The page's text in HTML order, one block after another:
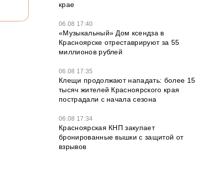
крае
06.08 17:40
«Музыкальный» Дом ксендза в
Красноярске отреставрируют за 55
миллионов рублей
06.08 17:35
Клещи продолжают нападать: более 15
тысяч жителей Красноярского края
пострадали с начала сезона
06.08 17:34
Красноярская КНП закупает
бронированные вышки с защитой от
взрывов